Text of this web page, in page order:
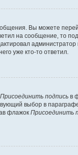
Вы можете
на сообщение, то
уже кто-то ответил.
Присоединить подпись в
выбор в
флажок Присоединить